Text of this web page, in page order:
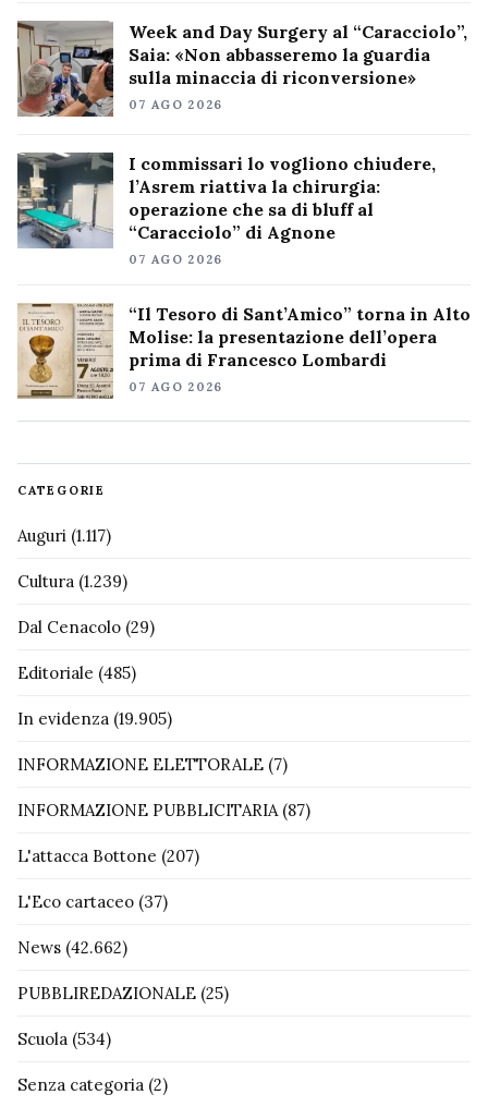
Week and Day Surgery al “Caracciolo”,
Saia: «Non abbasseremo la guardia
sulla minaccia di riconversione»
07 AGO 2026
I commissari lo vogliono chiudere,
l’Asrem riattiva la chirurgia:
operazione che sa di bluff al
“Caracciolo” di Agnone
07 AGO 2026
“Il Tesoro di Sant’Amico” torna in Alto
Molise: la presentazione dell’opera
prima di Francesco Lombardi
07 AGO 2026
CATEGORIE
Auguri (1.117)
Cultura (1.239)
Dal Cenacolo (29)
Editoriale (485)
In evidenza (19.905)
INFORMAZIONE ELETTORALE (7)
INFORMAZIONE PUBBLICITARIA(87)
L'attacca Bottone (207)
L'Eco cartaceo (37)
News (42.662)
PUBBLIREDAZIONALE (25)
Scuola (534)
Senza categoria (2)